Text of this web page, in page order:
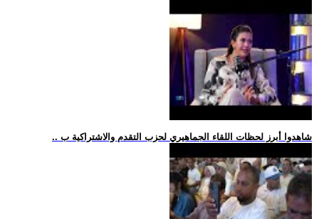
.. شاهدوا أبرز لحظات اللقاء الجماهيري لحزب التقدم والاشتراكية ب